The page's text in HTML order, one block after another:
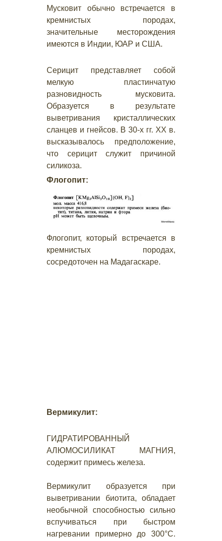
Мусковит обычно встречается в
кремнистых породах,
значительные месторождения
имеются в Индии, ЮАР и США.
Серицит представляет собой
мелкую пластинчатую
разновидность мусковита.
Образуется в результате
выветривания кристаллических
сланцев и гнейсов. В 30-х гг. XX в.
высказывалось предположение,
что серицит служит причиной
силикоза.
Флогопит:
Флогопит, который встречается в
кремнистых породах,
сосредоточен на Мадагаскаре.
Вермикулит:
ГИДРАТИРОВАННЫЙ
АЛЮМОСИЛИКАТ МАГНИЯ,
содержит примесь железа.
Вермикулит образуется при
выветривании биотита, обладает
необычной способностью сильно
вспучиваться при быстром
нагревании примерно до 300°С.